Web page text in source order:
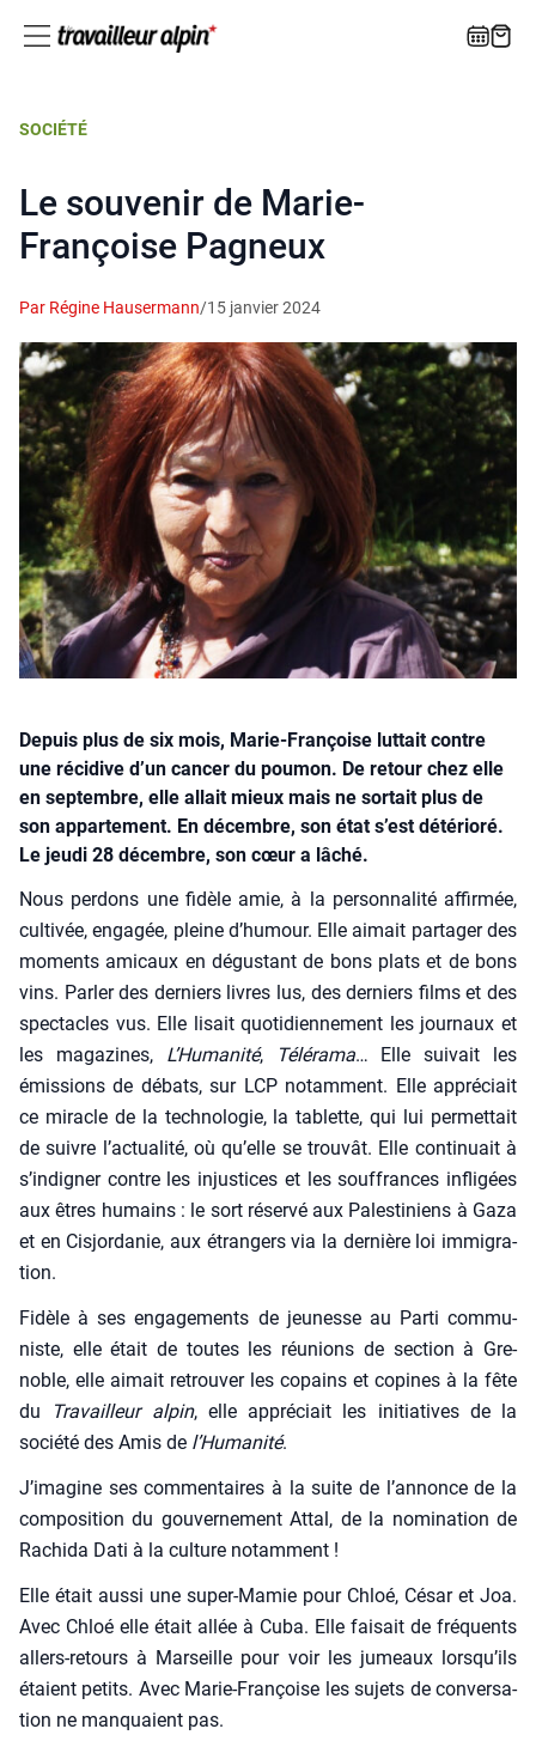
SOCIÉTÉ
Le souvenir de Marie-
Françoise Pagneux
Par Régine Hausermann/15 janvier 2024
Depuis plus de six mois, Marie-Françoise luttait contre
une récidive d’un cancer du poumon. De retour chez elle
en septembre, elle allait mieux mais ne sortait plus de
son appartement. En décembre, son état s’est détérioré.
Le jeudi 28 décembre, son cœur a lâché.
Nous per­dons une fidèle amie, à la per­son­na­li­té affir­mée,
culti­vée, enga­gée, pleine d’hu­mour. Elle aimait par­ta­ger des
moments ami­caux en dégus­tant de bons plats et de bons
vins. Par­ler des der­niers livres lus, des der­niers films et des
spec­tacles vus. Elle lisait quo­ti­dien­ne­ment les jour­naux et
les maga­zines, L’Humanité, Télé­ra­ma… Elle sui­vait les
émis­sions de débats, sur LCP notam­ment. Elle appré­ciait
ce miracle de la tech­no­lo­gie, la tablette, qui lui per­met­tait
de suivre l’actualité, où qu’elle se trou­vât. Elle conti­nuait à
s’indigner contre les injus­tices et les souf­frances infli­gées
aux êtres humains : le sort réser­vé aux Pales­ti­niens à Gaza
et en Cis­jor­da­nie, aux étran­gers via la der­nière loi immi­gra­
tion.
Fidèle à ses enga­ge­ments de jeu­nesse au Par­ti com­mu­
niste, elle était de toutes les réunions de sec­tion à Gre­
noble, elle aimait retrou­ver les copains et copines à la fête
du
Tra­vailleur alpin, elle appré­ciait les ini­tia­tives de la
socié­té des Amis de l’Humanité.
J’imagine ses com­men­taires à la suite de l’annonce de la
com­po­si­tion du gou­ver­ne­ment Attal, de la nomi­na­tion de
Rachi­da Dati à la culture notam­ment !
Elle était aus­si une super-Mamie pour Chloé, César et Joa.
Avec Chloé elle était allée à Cuba. Elle fai­sait de fré­quents
allers-retours à Mar­seille pour voir les jumeaux lorsqu’ils
étaient petits. Avec Marie-Fran­çoise les sujets de conver­sa­
tion ne man­quaient pas.